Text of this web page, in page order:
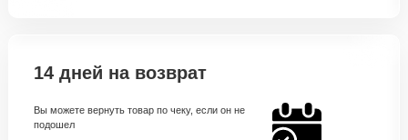
14 дней на возврат
Вы можете вернуть товар по чеку, если он не
подошел